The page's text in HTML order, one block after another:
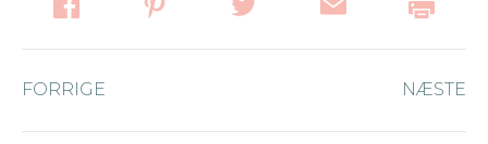
navigation
FORRIGE NÆSTE